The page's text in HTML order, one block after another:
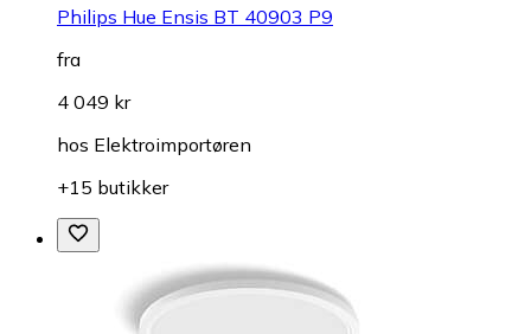
Philips Hue Ensis BT 40903 P9
fra
4 049 kr
hos Elektroimportøren
+15 butikker